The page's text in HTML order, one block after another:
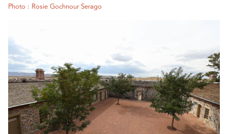
Photo : Rosie Gochnour Serago